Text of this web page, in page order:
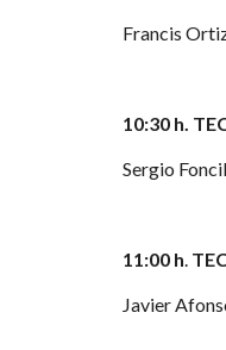
Francis
10:30 h.
Sergio
11:00 h.
Javier